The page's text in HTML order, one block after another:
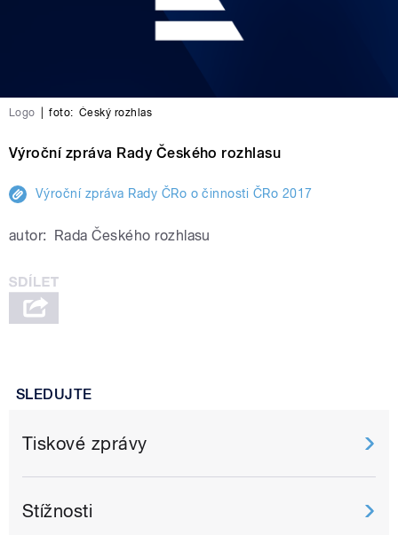
Logo foto: Český rozhlas
Výroční zpráva Rady Českého rozhlasu
Výroční zpráva Rady ČRo o činnosti ČRo 2017
autor: Rada Českého rozhlasu
SLEDUJTE
Tiskové zprávy
Stížnosti